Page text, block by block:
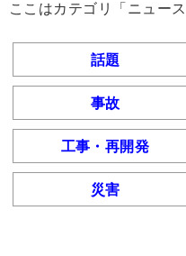
ここはカテゴリ「ニュー
話題
事故
工事・再開発
災害